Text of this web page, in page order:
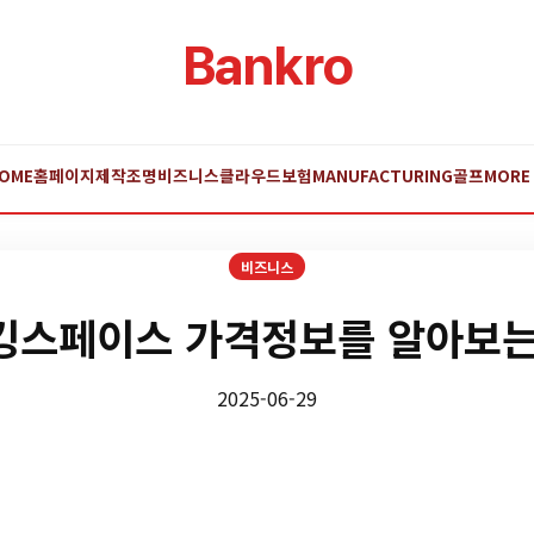
Bankro
홈페이지제작조명비즈니스클라우드보험MANUFACTURING골프MORE
비즈니스
스페이스 가격정보를 알아보
2025-06-29